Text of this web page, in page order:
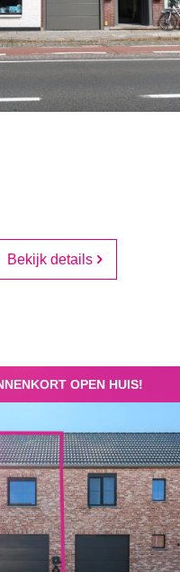
Bekijk details
OPEN HUIS!